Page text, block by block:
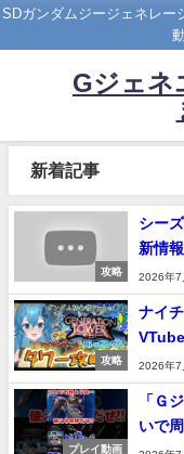
SDガンダムジージェネレー
Gジェネ
新着記事
攻略
シー
新情報
2026年7
攻略
ナイ
2026年7
プレイ動画
「Ｇ
いで